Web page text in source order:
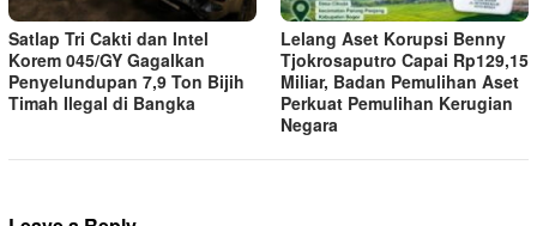
Satlap Tri Cakti dan Intel
Korem 045/GY Gagalkan
Penyelundupan 7,9 Ton Bijih
Timah Ilegal di Bangka
Lelang Aset Korupsi Benny
Tjokrosaputro Capai Rp129,15
Miliar, Badan Pemulihan Aset
Perkuat Pemulihan Kerugian
Negara